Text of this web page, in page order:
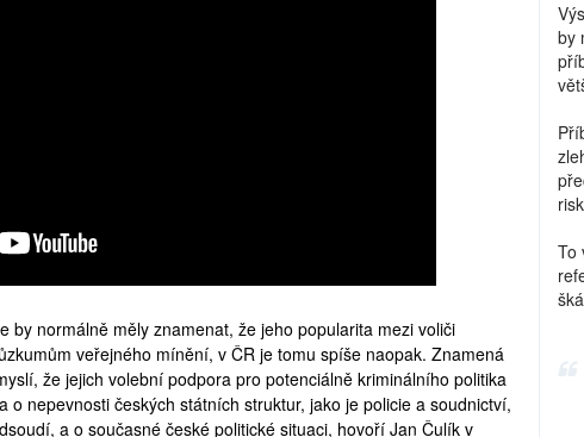
by normálně měly znamenat, že jeho popularita mezi voliči
veřejného mínění, v ČR je tomu spíše naopak. Znamená
že jejich volební podpora pro potenciálně kriminálního politika
o nepevnosti českých státních struktur, jako je policie a soudnictví,
a o současné české politické situaci, hovoří Jan Čulík v
by
To